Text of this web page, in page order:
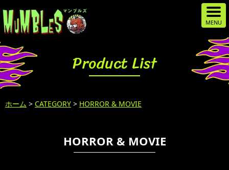
Product List
ホーム > CATEGORY > HORROR & MOVIE
HORROR & MOVIE